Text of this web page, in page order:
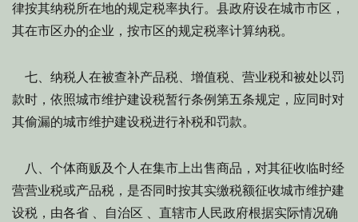
律按其纳税所在地的规定税率执行。县政府设在城市市区，
其在市区办的企业，按市区的规定税率计算纳税。
七、纳税人在被查补产品税、增值税、营业税和被处以罚
款时，依照城市维护建设税暂行条例第五条规定，应同时对
其偷漏的城市维护建设税进行补税和罚款。
八、个体商贩及个人在集市上出售商品，对其征收临时经
营营业税或产品税，是否同时按其实缴税额征收城市维护建
设税，由各省 、自治区 、直辖市人民政府根据实际情况确